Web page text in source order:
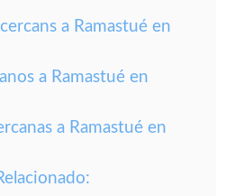
a Ramastué en
a Ramastué en
a Ramastué en